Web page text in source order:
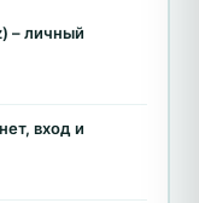
– личный
вход и